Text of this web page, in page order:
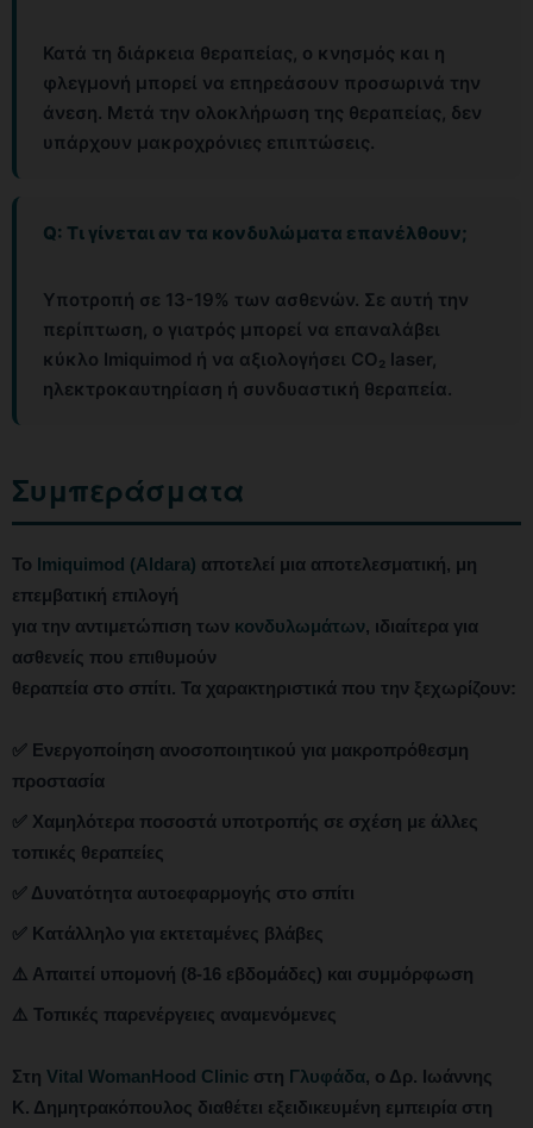
Κατά τη διάρκεια θεραπείας, ο κνησμός και η
φλεγμονή μπορεί να επηρεάσουν προσωρινά την
άνεση. Μετά την ολοκλήρωση της θεραπείας, δεν
υπάρχουν μακροχρόνιες επιπτώσεις.
Q: Τι γίνεται αν τα κονδυλώματα επανέλθουν;
Υποτροπή σε 13-19% των ασθενών. Σε αυτή την
περίπτωση, ο γιατρός μπορεί να επαναλάβει
κύκλο Imiquimod ή να αξιολογήσει CO₂ laser,
ηλεκτροκαυτηρίαση ή συνδυαστική θεραπεία.
Συμπεράσματα
Το Imiquimod (Aldara) αποτελεί μια αποτελεσματική, μη
επεμβατική επιλογή
για την αντιμετώπιση των κονδυλωμάτων, ιδιαίτερα για
ασθενείς που επιθυμούν
θεραπεία στο σπίτι. Τα χαρακτηριστικά που την ξεχωρίζουν:
✅ Ενεργοποίηση ανοσοποιητικού για μακροπρόθεσμη
προστασία
✅ Χαμηλότερα ποσοστά υποτροπής σε σχέση με άλλες
τοπικές θεραπείες
✅ Δυνατότητα αυτοεφαρμογής στο σπίτι
✅ Κατάλληλο για εκτεταμένες βλάβες
⚠️ Απαιτεί υπομονή (8-16 εβδομάδες) και συμμόρφωση
⚠️ Τοπικές παρενέργειες αναμενόμενες
Στη Vital WomanHood Clinic στη Γλυφάδα, ο Δρ. Ιωάννης
Κ. Δημητρακόπουλος διαθέτει εξειδικευμένη εμπειρία στη